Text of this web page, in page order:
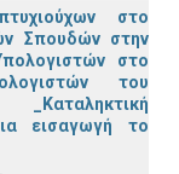
στo
Σπουδών στην
στο
του
_Καταληκτική
εισαγωγή το